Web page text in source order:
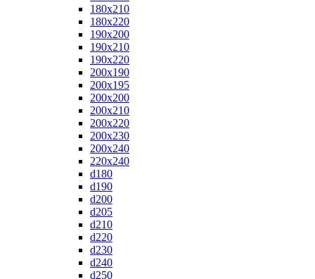
180x210
180x220
190x200
190x210
190x220
200x190
200x195
200x200
200x210
200x220
200x230
200x240
220x240
d180
d190
d200
d205
d210
d220
d230
d240
d250